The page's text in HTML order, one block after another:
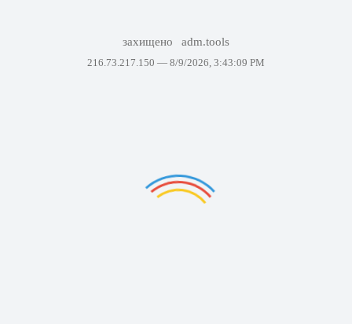
захищено adm.tools
216.73.217.150 — 8/9/2026, 3:43:09 PM